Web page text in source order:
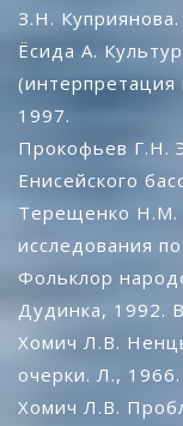
З.Н.
Ёсида А.
(интерпретация
1997.
Прокофьев Г.Н.
Енисейского
Терещенко Н.М.
исследования
Фольклор
Дудинка, 1992.
Хомич Л.В.
очерки. Л., 1966.
Хомич Л.В.